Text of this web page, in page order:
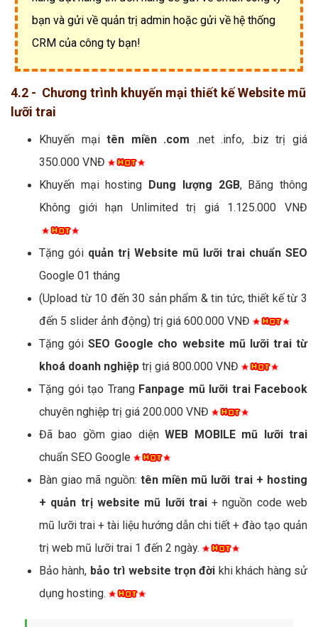
bạn và gửi về quản trị admin hoặc gửi về hệ thống
CRM của công ty bạn!
4.2 - Chương trình khuyến mại thiết kế Website mũ
lưỡi trai
Khuyến mạitên miền .com .net .info, .biz trị giá
350.000 VNĐ
Khuyến mại hosting Dung lượng 2GB, Băng thông
Không giới hạn Unlimited trị giá 1.125.000 VNĐ
Tặng gói quản trị Website mũ lưỡi trai chuẩn SEO
Google 01 tháng
(Upload từ 10 đến 30 sản phẩm & tin tức, thiết kế từ 3
đến 5 slider ảnh động) trị giá 600.000 VNĐ
Tặng góiSEO Google cho website mũ lưỡi trai từ
khoá doanh nghiệp trị giá 800.000 VNĐ
Tặng gói tạo Trang Fanpage mũ lưỡi trai Facebook
chuyên nghiệp trị giá 200.000 VNĐ
Đã bao gồm giao diệnWEB MOBILE mũ lưỡi trai
chuẩn SEO Google
Bàn giao mã nguồn: tên miền mũ lưỡi trai + hosting
+ quản trị website mũ lưỡi trai+ nguồn code web
mũ lưỡi trai + tài liệu hướng dẫn chi tiết + đào tạo quản
trị web mũ lưỡi trai 1 đến 2 ngày.
Bảo hành, bảo trì website trọn đời khi khách hàng sử
dụng hosting.